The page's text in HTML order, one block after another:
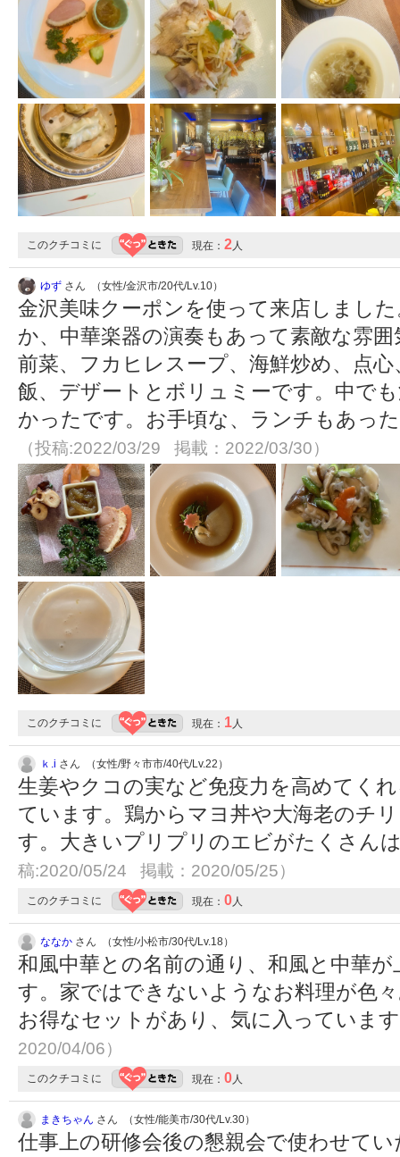
このクチコミに 現在： 2人
ゆず さん （女性/金沢市/20代/Lv.10）
金沢美味クーポンを使って来店しまし
か、中華楽器の演奏もあって素敵な雰
前菜、フカヒレスープ、海鮮炒め、点
飯、デザートとボリュミーです。中で
かったです。お手頃な、ランチもあっ
（投稿:2022/03/29 掲載：2022/03/30）
このクチコミに 現在： 1人
ｋ.i さん （女性/野々市市/40代/Lv.22）
生姜やクコの実など免疫力を高めてく
ています。鶏からマヨ丼や大海老のチ
す。大きいプリプリのエビがたくさん
稿:2020/05/24 掲載：2020/05/25）
このクチコミに 現在： 0人
ななか さん （女性/小松市/30代/Lv.18）
和風中華との名前の通り、和風と中華
す。家ではできないようなお料理が色
お得なセットがあり、気に入っていま
2020/04/06）
このクチコミに 現在： 0人
まきちゃん さん （女性/能美市/30代/Lv.30）
仕事上の研修会後の懇親会で使わせて